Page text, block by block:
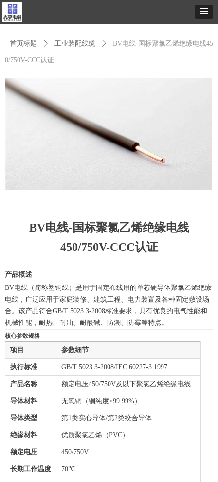
首页标题 ꄲ 工业装配线缆 ꄲ BV电线-国标聚氯乙烯绝缘电线45
0/750V-CCC认证
BV电线-国标聚氯乙烯绝缘电线
450/750V-CCC认证
产品概述
BV电线（简称塑铜线）是用于固定布线用的单芯硬导体聚氯乙烯绝缘
电线，广泛应用于家庭装修、建筑工程、电力装置及各种固定敷设场
合。该产品符合GB/T 5023.3-2008标准要求，具有优良的电气性能和
机械性能，耐热、耐油、耐酸碱、防潮、防霉等特点。
核心参数规格
项目 参数细节
执行标准 GB/T 5023.3-2008/IEC 60227-3:1997
产品名称 额定电压450/750V及以下聚氯乙烯绝缘电线
导体材料 无氧铜（铜纯度≥99.99%）
导体类型 第1类实心导体/第2类绞合导体
绝缘材料 优质聚氯乙烯（PVC）
额定电压 450/750V
长期工作温度 70℃